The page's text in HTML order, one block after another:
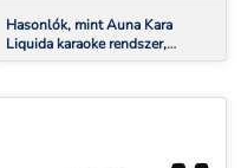
Hasonlók, mint Auna Kara
Liquida karaoke rendszer,
rózsaszín + Dazzl karaoke
megvilágítás